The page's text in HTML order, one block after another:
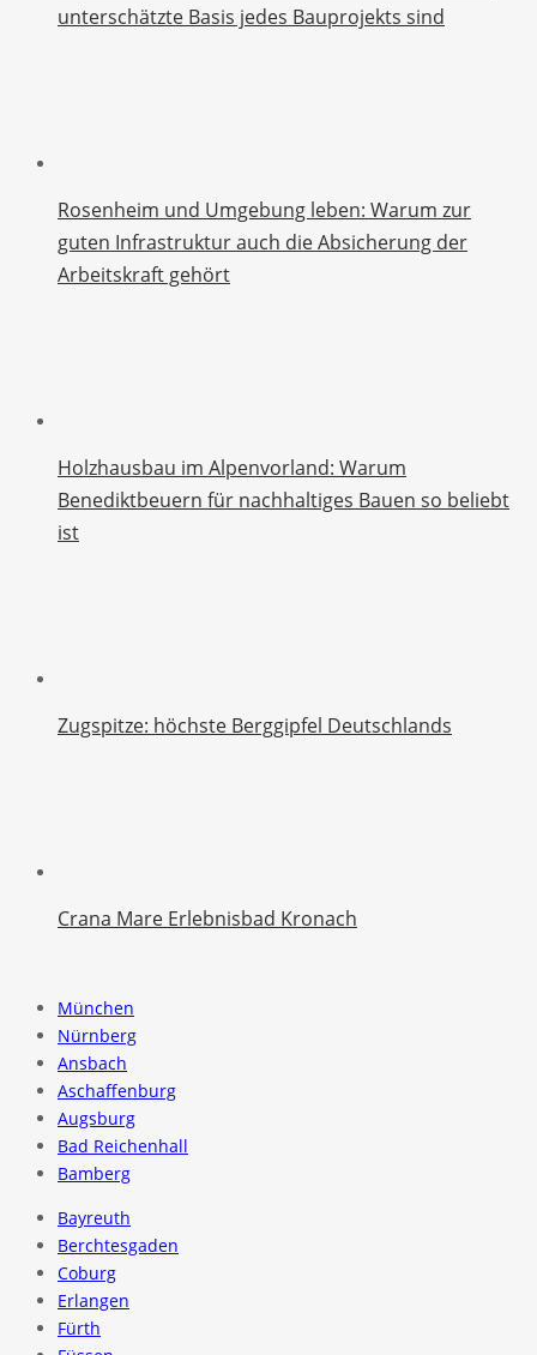
unterschätzte Basis jedes Bauprojekts sind
Rosenheim und Umgebung leben: Warum zur
guten Infrastruktur auch die Absicherung der
Arbeitskraft gehört
Holzhausbau im Alpenvorland: Warum
Benediktbeuern für nachhaltiges Bauen so beliebt
ist
Zugspitze: höchste Berggipfel Deutschlands
Crana Mare Erlebnisbad Kronach
München
Nürnberg
Ansbach
Aschaffenburg
Augsburg
Bad Reichenhall
Bamberg
Bayreuth
Berchtesgaden
Coburg
Erlangen
Fürth